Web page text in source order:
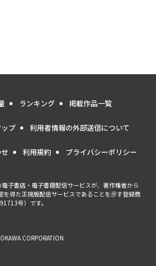
ランキング 掲載作品一覧
プ 利用者情報の外部送信について
利用規約 プライバシーポリシー
子書店・電子書籍配信サービスが、著作権者から
を得た正規版配信サービスであることを示す登録商
号）です。
CORPORATION